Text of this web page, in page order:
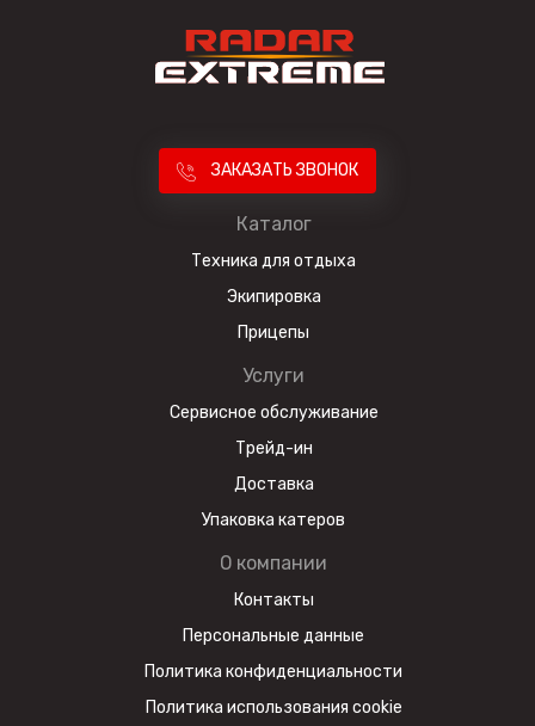
ЗАКАЗАТЬ ЗВОНОК
Каталог
Техника для отдыха
Экипировка
Прицепы
Услуги
Сервисное обслуживание
Трейд-ин
Доставка
Упаковка катеров
О компании
Контакты
Персональные данные
Политика конфиденциальности
Политика использования cookie